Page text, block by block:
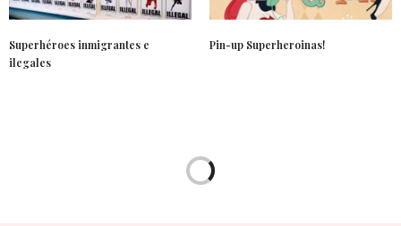
Superhéroes inmigrantes e
ilegales
Pin-up Superheroinas!